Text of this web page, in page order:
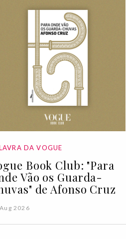
DA VOGUE
Book Club: "Para
Vão os Guarda-
de Afonso Cruz
2026